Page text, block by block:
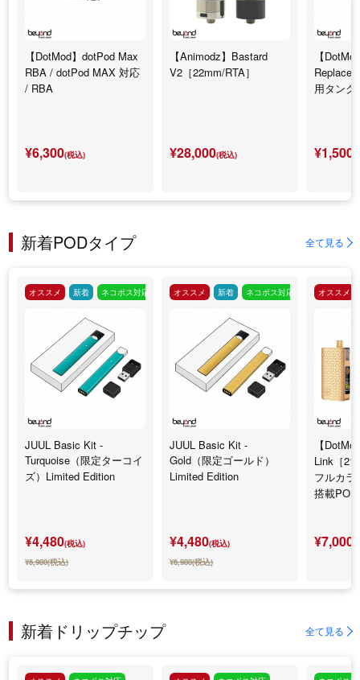
【DotMod】dotPod Max
RBA / dotPod MAX 対応
/ RBA
¥6,300(税込)
【Animodz】Bastard
V2［22mm/RTA］
¥28,000(税込)
【
用タンク
¥1,500
新着PODタイプ 全て見る
オススメ 新着 ネコポス対応
JUUL Basic Kit -
Turquoise（限定ターコイ
ズ）Limited Edition
¥4,480(税込)
¥6,980(税込)
オススメ 新着 ネコポス対応
JUUL Basic Kit -
Gold（限定ゴールド）
Limited Edition
¥4,480(税込)
¥6,980(税込)
オススメ
【
Link［
フルカラ
搭載
¥7,000
新着ドリップチップ 全て見る